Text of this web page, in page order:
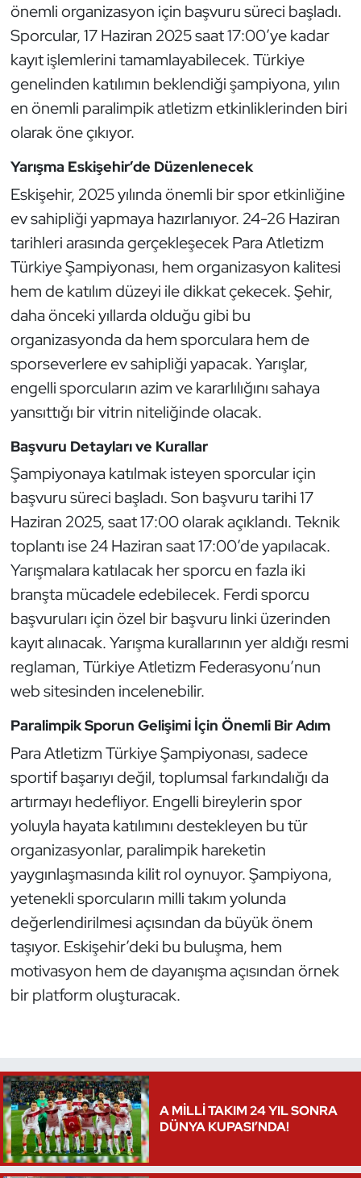
önemli organizasyon için başvuru süreci başladı.
Sporcular, 17 Haziran 2025 saat 17:00’ye kadar
kayıt işlemlerini tamamlayabilecek. Türkiye
genelinden katılımın beklendiği şampiyona, yılın
en önemli paralimpik atletizm etkinliklerinden biri
olarak öne çıkıyor.
Yarışma Eskişehir’de Düzenlenecek
Eskişehir, 2025 yılında önemli bir spor etkinliğine
ev sahipliği yapmaya hazırlanıyor. 24-26 Haziran
tarihleri arasında gerçekleşecek Para Atletizm
Türkiye Şampiyonası, hem organizasyon kalitesi
hem de katılım düzeyi ile dikkat çekecek. Şehir,
daha önceki yıllarda olduğu gibi bu
organizasyonda da hem sporculara hem de
sporseverlere ev sahipliği yapacak. Yarışlar,
engelli sporcuların azim ve kararlılığını sahaya
yansıttığı bir vitrin niteliğinde olacak.
Başvuru Detayları ve Kurallar
Şampiyonaya katılmak isteyen sporcular için
başvuru süreci başladı. Son başvuru tarihi 17
Haziran 2025, saat 17:00 olarak açıklandı. Teknik
toplantı ise 24 Haziran saat 17:00’de yapılacak.
Yarışmalara katılacak her sporcu en fazla iki
branşta mücadele edebilecek. Ferdi sporcu
başvuruları için özel bir başvuru linki üzerinden
kayıt alınacak. Yarışma kurallarının yer aldığı resmi
reglaman, Türkiye Atletizm Federasyonu’nun
web sitesinden incelenebilir.
Paralimpik Sporun Gelişimi İçin Önemli Bir Adım
Para Atletizm Türkiye Şampiyonası, sadece
sportif başarıyı değil, toplumsal farkındalığı da
artırmayı hedefliyor. Engelli bireylerin spor
yoluyla hayata katılımını destekleyen bu tür
organizasyonlar, paralimpik hareketin
yaygınlaşmasında kilit rol oynuyor. Şampiyona,
yetenekli sporcuların milli takım yolunda
değerlendirilmesi açısından da büyük önem
taşıyor. Eskişehir’deki bu buluşma, hem
motivasyon hem de dayanışma açısından örnek
bir platform oluşturacak.
A MİLLİ TAKIM 24 YIL SONRA
DÜNYA KUPASI’NDA!
Genel
Golf
Güreş
Halter
Hentbol
İşitme Engelli Sporcular
Judo ve Kuraş
Kano ve Rafting
Karate
Kempo
Kick Boks
Kürek
Masa Tenisi
Modern Pentatlon
Motor Sporları
Muay Thai
Okçuluk
Optimist
Oryantiring
Özel Sporcular
Paralimpik
Ragbi
Satranç
Sualtı Sporları
Tekvando
Tenis